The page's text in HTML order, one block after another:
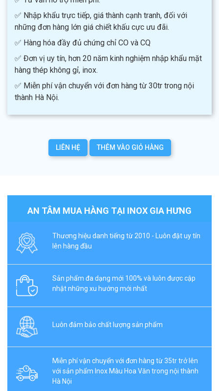
✅ Nhập khẩu trực tiếp, giá thành cạnh tranh, đối với
những đơn hàng lớn giá chiết khấu cực ưu đãi.
✅ Hàng hóa đầy đủ chứng chỉ CO và CQ
✅ Đơn vị uy tín, hơn 20 năm kinh nghiệm nhập khẩu mặt
hàng thép không gỉ, inox.
✅ Miễn phí vận chuyển với đơn hàng từ 30tr trong nội
thành Hà Nội.
LIÊN HỆ THÊM VÀO GIỎ HÀNG
AN TÂM MUA HÀNG TẠI INOX GIA HƯNG
Thương hiệu danh tiếng từ 2010 - Luôn đặt uy tín
lên hàng đầu
Sản phẩm đa dạng mới 100% và luôn được cập
nhật những xu hướng mới nhất
Luôn đảm bảo chất lượng sản phẩm
Miễn phí vận chuyển với đơn hàng từ 35tr trở lên
với sản phẩm Inox Màu Hoa Văn trong nội thành
Hà Nội